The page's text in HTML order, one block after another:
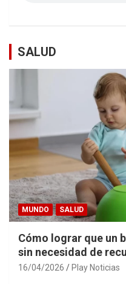
SALUD
MUNDO SALUD
Cómo lograr que un
sin necesidad de
16/04/2026 Play Noticias